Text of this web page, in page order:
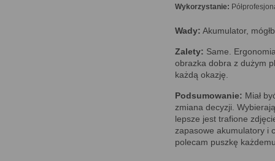
Wykorzystanie:
Wady: Akumulator,
Zalety: Same.
obrazka dobra z dużym
każdą okazję.
Podsumowanie: Miał
zmiana decyzji.
lepsze jest trafione
zapasowe akumulatory i
polecam puszkę